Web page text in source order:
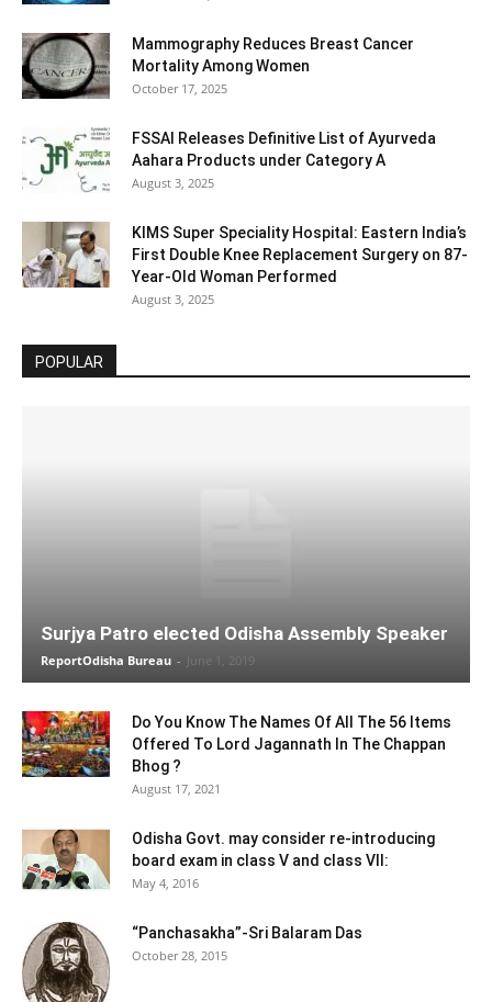
Mammography Reduces Breast Cancer
Mortality Among Women
October 17, 2025
FSSAI Releases Definitive List of Ayurveda
Aahara Products under Category A
August 3, 2025
KIMS Super Speciality Hospital: Eastern India’s
First Double Knee Replacement Surgery on 87-
Year-Old Woman Performed
August 3, 2025
POPULAR
Surjya Patro elected Odisha Assembly Speaker
ReportOdisha Bureau - June 1, 2019
Do You Know The Names Of All The 56 Items
Offered To Lord Jagannath In The Chappan
Bhog ?
August 17, 2021
Odisha Govt. may consider re-introducing
board exam in class V and class VII:
May 4, 2016
“Panchasakha”-Sri Balaram Das
October 28, 2015